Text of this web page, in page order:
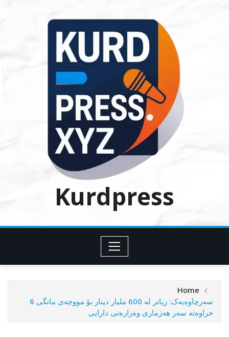
Kurdpress
Home
سەرچاوەیەک: زیاتر لە 600 ملیار دینار بۆ مووچەی مانگی 6
خراوەتە سەر هەژماری وەزارەتی دارایی